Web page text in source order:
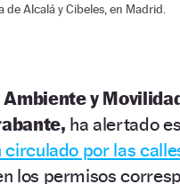
Alcalá y Cibeles, en Madrid.
y
ha alertado
circulado por las
los permisos